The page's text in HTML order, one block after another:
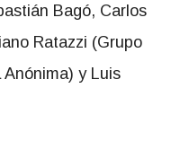
Bagó, Carlos
Ratazzi (Grupo
y Luis